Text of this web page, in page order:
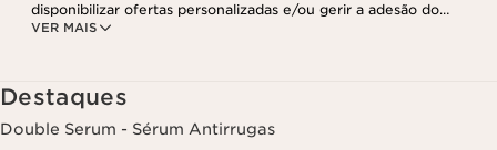
VER MAIS
disponibilizar ofertas personalizadas e/ou gerir a adesão do
utilizador ao nosso programa de fidelização e para criar o seu
as suas informações, assim como o direito de se opor e impedir o
respetivo processamento. Poderá exercer este direito,
contactando-nos. Para mais informações, consulte a nossa política
Destaques
Double Serum - Sérum Antirrugas